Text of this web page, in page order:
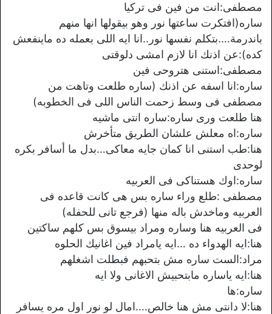
مصطفى:انت من فين فى تركيا
ساره(افتكرت ساعتها نور وهو بيقولها انها منهم
باندرمة….بتكلم نفسها نور..انا ايه اللى بعمله ده ماينفعش
كده):عن اذنك انا لازم امشى دلوقتى
مصطفى:استنى هتروحى فين
ساره:انا اسفه عن اذنك (ساره طلعت وتاهت من
مصطفى فى وسط زحمت الناس اللى فى الخطوبه)
هنا طلعت ورى ساره:ساره انتى ماشيه
ساره:اه معلش علشان الطريق متأخرش
هنا:طب استنى انا كمان جايه معاكى…بدل ما أسافر بكره
لوحدى
ساره:اوك هستناكى فى العربيه
مصطفى :طلع وراء ساره بس هى كانت قاعده فى
العربيه وماخدش باله منها (فرجع تانى للحفله)
فى العربيه هنا وساره ومراد بيسوق بس كلهم ساكتين
هنا:ايه الهدواء ده …ايه يامراد فين اغانيك الحلوه
مراد:الست ساره مش بتحبهم فبطلت اشغلهم
هنا:ايه ياساره مابتحبيش الاغانى ولا ايه
ساره:ها
هنا:لا دانتى مش هنا خالص….امال لو نور اول مره يسافر